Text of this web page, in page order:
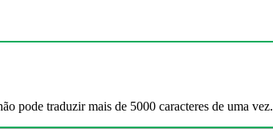
pode traduzir mais de 5000 caracteres de uma vez.